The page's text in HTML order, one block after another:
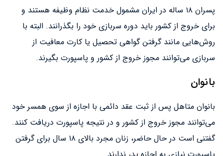
پسران ۱۸ ساله در ایران مشمول خدمت نظام وظیفه هستند و
برای خروج از کشور باید دوره سربازی خود را بگذرانند. البته با
روش‌هایی مانند گرفتن گواهی تحصیل یا کارت معافیت از
سربازی می‌توانند مجوز خروج از کشور و پاسپورت بگیرند.
بانوان
بانوان متاهل پس از ثبت عقد دائمی با اجازه از سوی همسر خود
می‌توانند مجوز خروج از کشور و در نتیجه پاسپورت دریافت کنند.
گفتنی است در حال حاضر، زنان مجرد بالای ۱۸ سال برای گرفتن